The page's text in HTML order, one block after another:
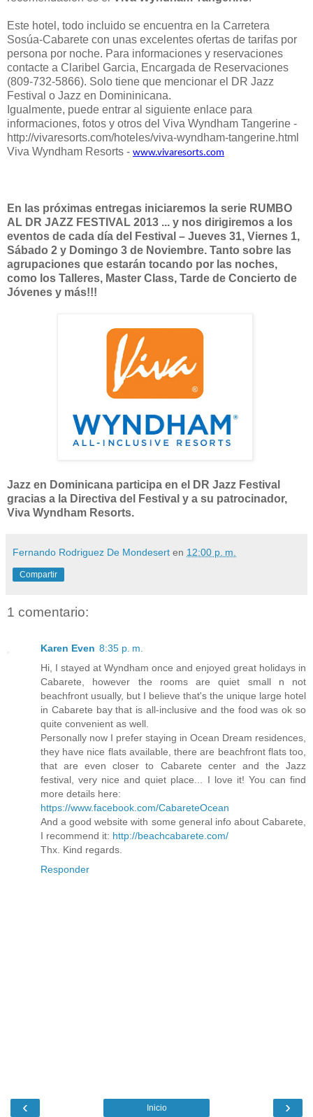
Este hotel, todo incluido se encuentra en la Carretera
Sosúa-Cabarete con unas excelentes ofertas de tarifas por
persona por noche. Para informaciones y reservaciones
contacte a Claribel Garcia, Encargada de Reservaciones
(809-732-5866). Solo tiene que mencionar el DR Jazz
Festival o Jazz en Domininicana.
Igualmente, puede entrar al siguiente enlace para
informaciones, fotos y otros del Viva Wyndham Tangerine -
http://vivaresorts.com/hoteles/viva-wyndham-tangerine.html
Viva Wyndham Resorts - www.vivaresorts.com
En las próximas entregas iniciaremos la serie RUMBO
AL DR JAZZ FESTIVAL 2013 ... y nos dirigiremos a los
eventos de cada día del Festival – Jueves 31, Viernes 1,
Sábado 2 y Domingo 3 de Noviembre. Tanto sobre las
agrupaciones que estarán tocando por las noches,
como los Talleres, Master Class, Tarde de Concierto de
Jóvenes y más!!!
Jazz en Dominicana participa en el DR Jazz Festival
gracias a la Directiva del Festival y a su patrocinador,
Viva Wyndham Resorts.
Fernando Rodriguez De Mondesert en 12:00 p. m.
Compartir
1 comentario:
Karen Even 8:35 p. m.
Hi, I stayed at Wyndham once and enjoyed great holidays in
Cabarete, however the rooms are quiet small n not
beachfront usually, but I believe that's the unique large hotel
in Cabarete bay that is all-inclusive and the food was ok so
quite convenient as well.
Personally now I prefer staying in Ocean Dream residences,
they have nice flats available, there are beachfront flats too,
that are even closer to Cabarete center and the Jazz
festival, very nice and quiet place... I love it! You can find
more details here:
https://www.facebook.com/CabareteOcean
And a good website with some general info about Cabarete,
I recommend it: http://beachcabarete.com/
Thx. Kind regards.
Responder
‹ ›
Inicio